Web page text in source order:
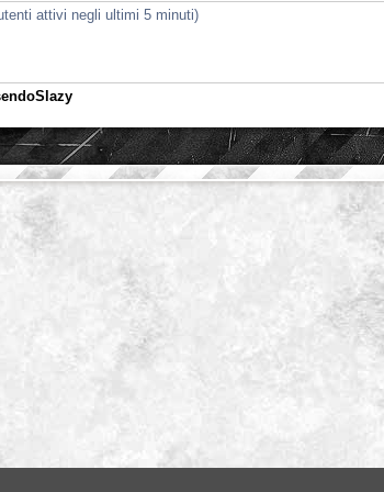
attivi negli ultimi 5 minuti)